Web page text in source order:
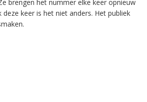
brengen het nummer elke keer opnieuw
keer is het niet anders. Het publiek